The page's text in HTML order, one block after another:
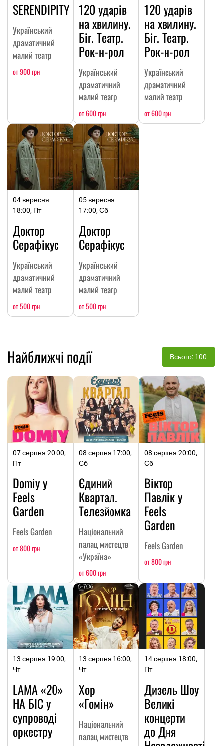
SERENDIPITY
Український
драматичний
малий театр
от 900 грн
120 ударів
на хвилину.
Біг. Театр.
Рок-н-рол
Український
драматичний
малий театр
от 600 грн
120 ударів
на хвилину.
Біг. Театр.
Рок-н-рол
Український
драматичний
малий театр
от 600 грн
04 вересня
18:00, Пт
Доктор
Серафікус
Український
драматичний
малий театр
от 500 грн
05 вересня
17:00, Сб
Доктор
Серафікус
Український
драматичний
малий театр
от 500 грн
Найближчі події Всього: 100
07 серпня 20:00,
Пт
Domiy у
Feels
Garden
Feels Garden
от 800 грн
08 серпня 17:00,
Сб
Єдиний
Квартал.
Телезйомка
Національний
палац мистецтв
«Україна»
от 600 грн
08 серпня 20:00,
Сб
Віктор
Павлік у
Feels
Garden
Feels Garden
от 800 грн
13 серпня 19:00,
Чт
LAMA «20»
НА БІС у
супроводі
оркестру
13 серпня 16:00,
Чт
Хор
«Гомін»
Національний
палац мистецтв
14 серпня 18:00,
Пт
Дизель Шоу
Великі
концерти
до Дня